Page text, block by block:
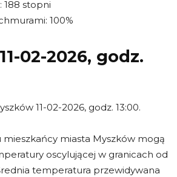
188 stopni
100%
02-2026, godz.
11-02-2026, godz. 13:00.
miasta Myszków mogą
oscylującej w granicach od
temperatura przewidywana